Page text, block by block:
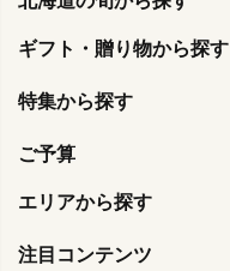
ギフト・贈り物から探す
特集から探す
ご予算
エリアから探す
注目コンテンツ